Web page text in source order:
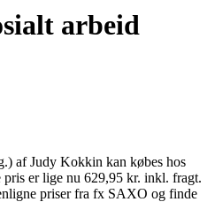
arbeid
af Judy Kokkin kan købes hos
er lige nu 629,95 kr. inkl. fragt.
priser fra fx SAXO og finde